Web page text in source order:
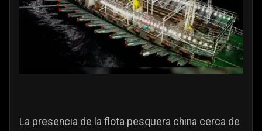
La presencia de la flota pesquera china cerca de